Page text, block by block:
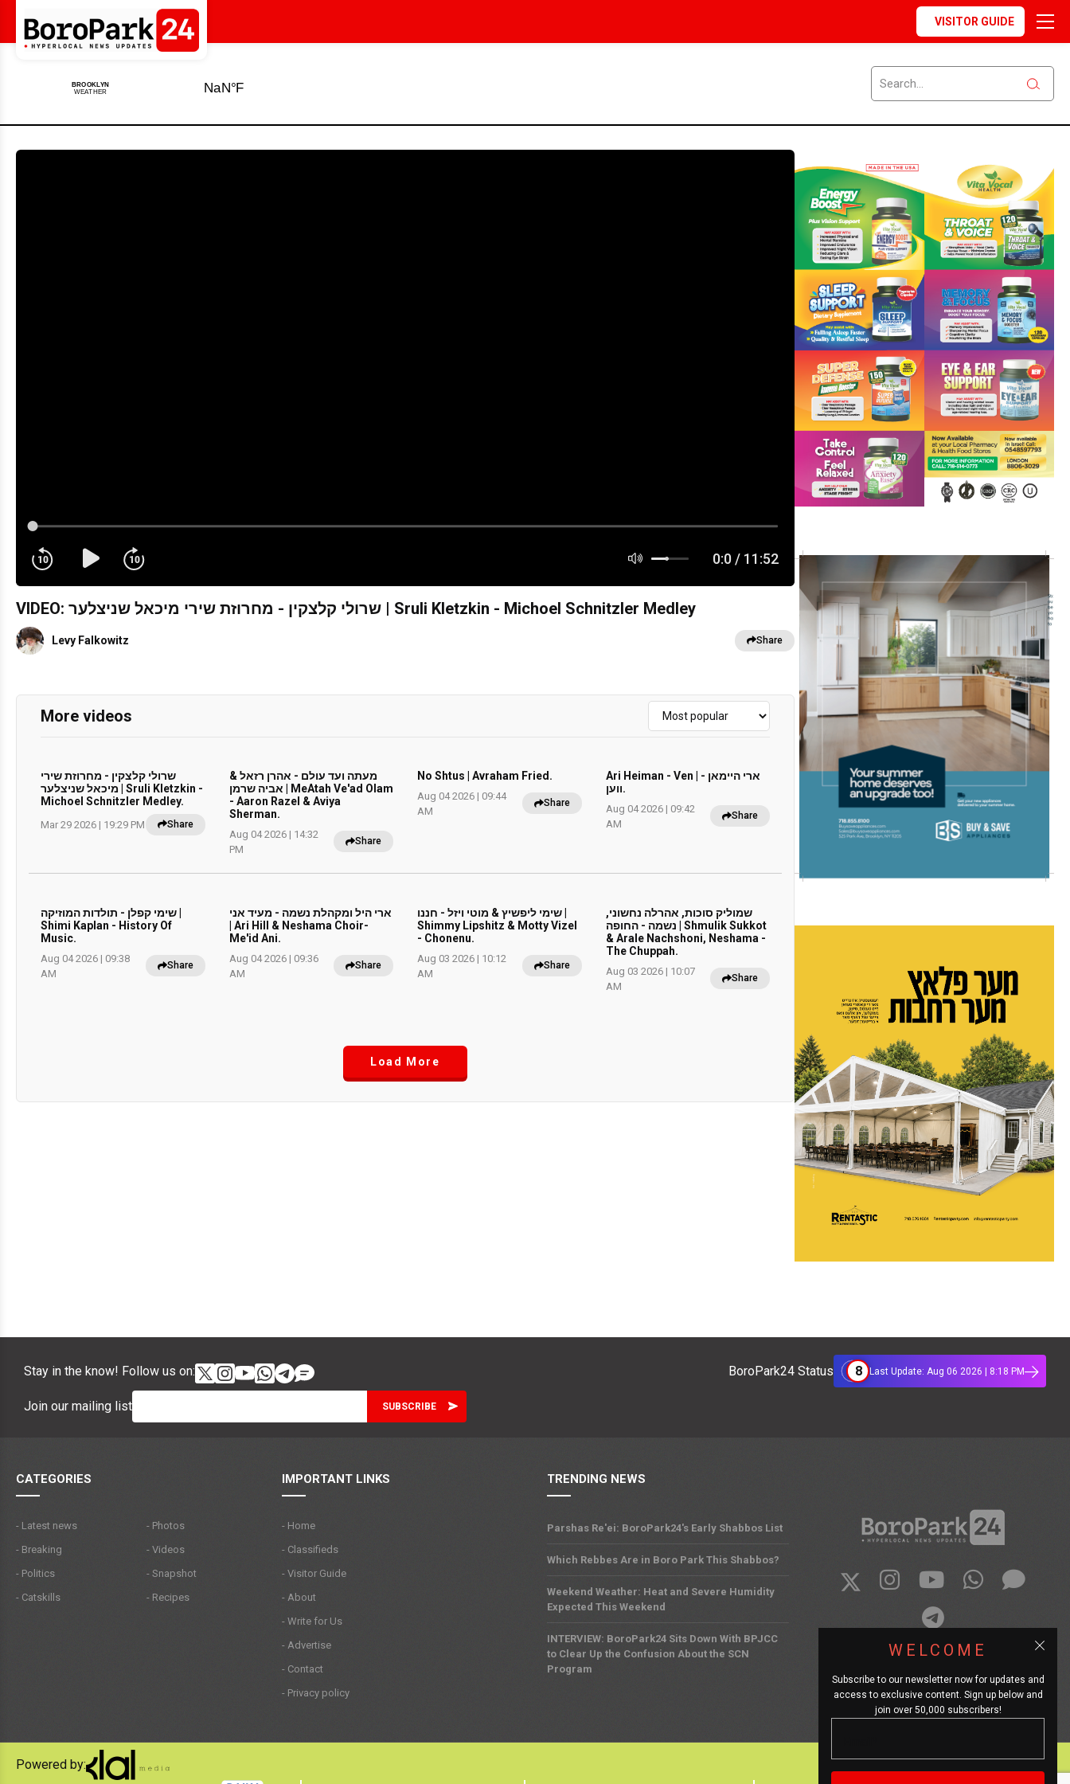
VISITOR GUIDE
10 10 0:0 / 11:52
VIDEO: שרולי קלצקין - מחרוזת שירי מיכאל שניצלער | Sruli Kletzkin - Michoel Schnitzler Medley
Levy Falkowitz Share
More videos
שרולי קלצקין - מחרוזת שירי
מיכאל שניצלער | Sruli Kletzkin -
Michoel Schnitzler Medley.
Mar 29 2026 | 19:29 PM Share
מעתה ועד עולם - אהרן רזאל &
אביה שרמן | MeAtah Ve'ad Olam
- Aaron Razel & Aviya
Sherman.
Aug 04 2026 | 14:32
PM
Share
No Shtus | Avraham Fried.
Aug 04 2026 | 09:44
AM
Share
Ari Heiman - Ven | ארי היימאן -
ווען.
Aug 04 2026 | 09:42
AM
Share
שימי קפלן - תולדות המוזיקה |
Shimi Kaplan - History Of
Music.
Aug 04 2026 | 09:38
AM
Share
ארי היל ומקהלת נשמה - מעיד אני
| Ari Hill & Neshama Choir-
Me'id Ani.
Aug 04 2026 | 09:36
AM
Share
שימי ליפשיץ & מוטי ויזל - חננו |
Shimmy Lipshitz & Motty Vizel
- Chonenu.
Aug 03 2026 | 10:12
AM
Share
שמוליק סוכות, אהרלה נחשוני,
נשמה - החופה | Shmulik Sukkot
& Arale Nachshoni, Neshama -
The Chuppah.
Aug 03 2026 | 10:07
AM
Share
Load More
Stay in the know! Follow us on: BoroPark24 Status 8 Last Update: Aug 06 2026 | 8:18 PM
Join our mailing list
CATEGORIES
- Latest news
- Breaking
- Politics
- Catskills
- Photos
- Videos
- Snapshot
- Recipes
IMPORTANT LINKS
- Home
- Classifieds
- Visitor Guide
- About
- Write for Us
- Advertise
- Contact
- Privacy policy
TRENDING NEWS
Parshas Re'ei: BoroPark24's Early Shabbos List
Which Rebbes Are in Boro Park This Shabbos?
Weekend Weather: Heat and Severe Humidity
Expected This Weekend
INTERVIEW: BoroPark24 Sits Down With BPJCC
to Clear Up the Confusion About the SCN
Program
WELCOME
Subscribe to our newsletter now for updates and
access to exclusive content. Sign up below and
join over 50,000 subscribers!
Powered by: